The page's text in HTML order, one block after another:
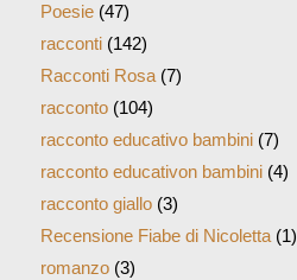
Poesie(47)
racconti(142)
Racconti Rosa(7)
racconto(104)
racconto educativo bambini(7)
racconto educativon bambini(4)
racconto giallo(3)
Recensione Fiabe di Nicoletta(1)
romanzo(3)